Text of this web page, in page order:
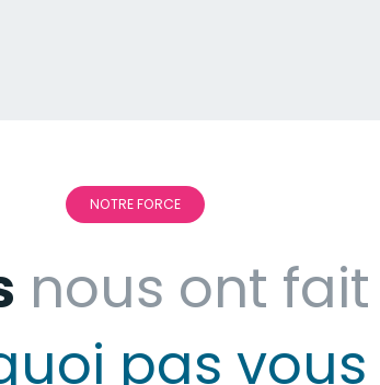
NOTRE FORCE
nous ont
pas vous